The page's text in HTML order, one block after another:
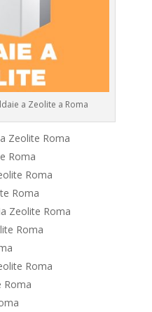
a Zeolite a Roma
Zeolite Roma
Roma
Roma
Roma
Zeolite Roma
Roma
Roma
Roma